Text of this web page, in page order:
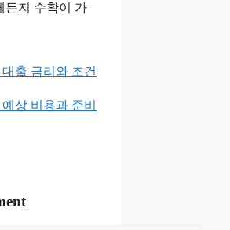
든지 수확이 가
출 금리와 조건
상 비용과 준비